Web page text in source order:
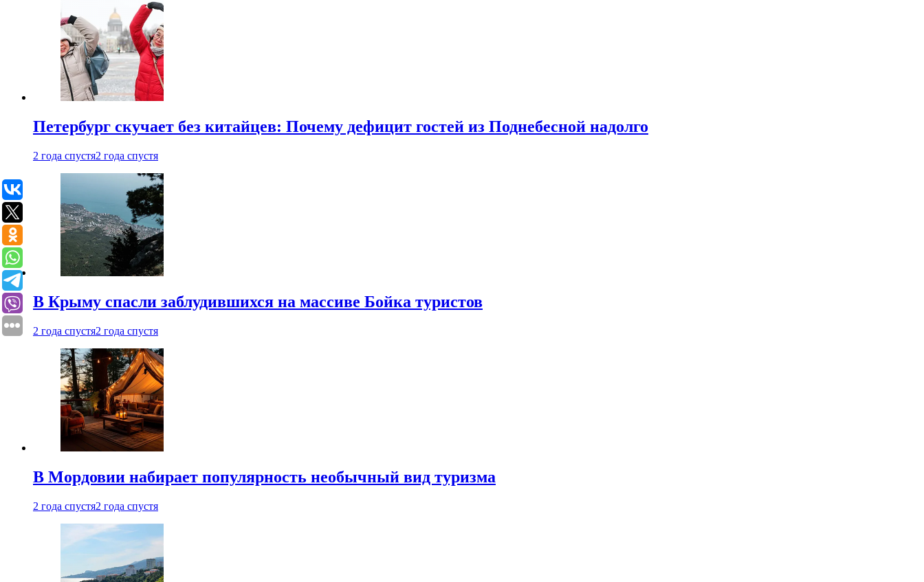
Петербург скучает без китайцев: Почему дефицит гостей из Поднебесной надолго
2 года спустя2 года спустя
В Крыму спасли заблудившихся на массиве Бойка туристов
2 года спустя2 года спустя
В Мордовии набирает популярность необычный вид туризма
2 года спустя2 года спустя